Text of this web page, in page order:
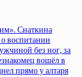
Снаткина
воспитании
без ног, за
вошёл в
прямо у алтаря